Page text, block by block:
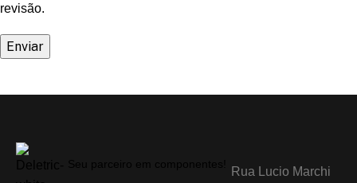
revisão.
Rua Lucio Marchi